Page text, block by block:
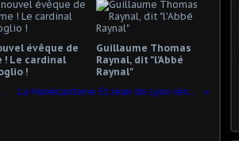
évêque de
! Le cardinal
!
Guillaume Thomas
Raynal, dit "l'Abbé
Raynal"
s'invitent à Longpra
La Manécanterie St Jean de Lyon rénovée.